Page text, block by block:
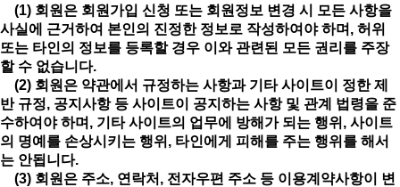
(1) 회원은 회원가입 신청 또는 회원정보 변경 시 모든 사항을
사실에 근거하여 본인의 진정한 정보로 작성하여야 하며, 허위
또는 타인의 정보를 등록할 경우 이와 관련된 모든 권리를 주장
할 수 없습니다.
(2) 회원은 약관에서 규정하는 사항과 기타 사이트이 정한 제
반 규정, 공지사항 등 사이트이 공지하는 사항 및 관계 법령을 준
수하여야 하며, 기타 사이트의 업무에 방해가 되는 행위, 사이트
의 명예를 손상시키는 행위, 타인에게 피해를 주는 행위를 해서
는 안됩니다.
(3) 회원은 주소, 연락처, 전자우편 주소 등 이용계약사항이 변